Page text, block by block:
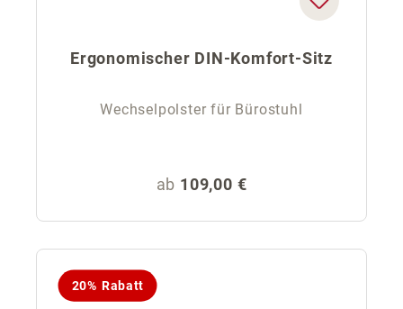
Ergonomischer DIN-Komfort-Sitz
Wechselpolster für Bürostuhl
Regulärer Preis:
ab 109,00 €
20% Rabatt